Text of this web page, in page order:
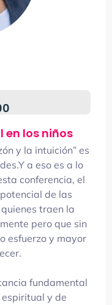
en los niños
y la intuición” es
a eso es a lo
conferencia, el
de las
traen la
pero que sin
esfuerzo y mayor
fundamental
y de